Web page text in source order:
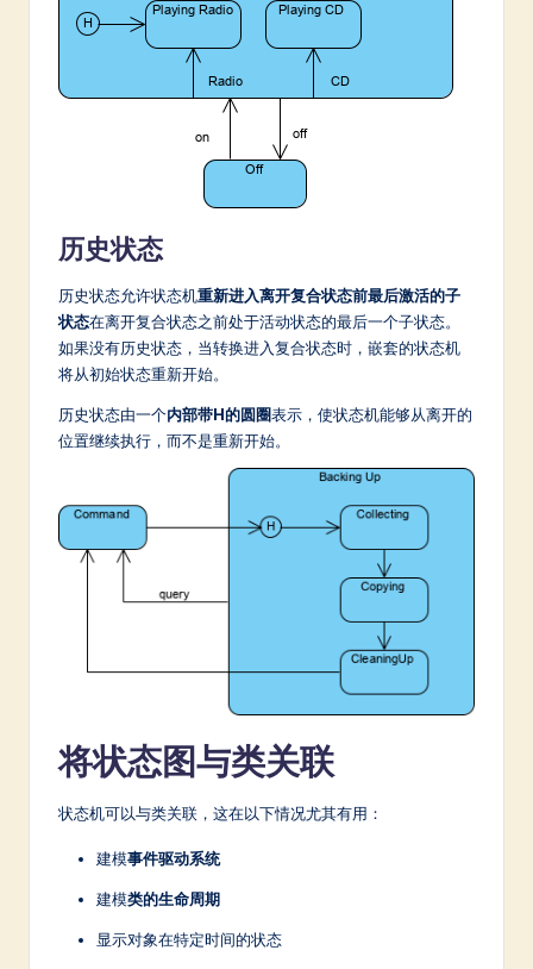
历史状态
历史状态允许状态机重新进入离开复合状态前最后激活的子
状态在离开复合状态之前处于活动状态的最后一个子状态。
如果没有历史状态，当转换进入复合状态时，嵌套的状态机
将从初始状态重新开始。
历史状态由一个内部带H的圆圈表示，使状态机能够从离开的
位置继续执行，而不是重新开始。
将状态图与类关联
状态机可以与类关联，这在以下情况尤其有用：
建模事件驱动系统
建模类的生命周期
显示对象在特定时间的状态